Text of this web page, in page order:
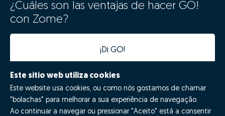
¿Cuáles son las ventajas de hacer GO!
con Zome?
¡Di GO!
Este sitio web utiliza cookies
Este website usa cookies, ou como nós gostamos de chamar
"bolachas" para melhorar a sua experiência de navegação.
Ao continuar a navegar ou pressionar "Aceito" está a consentir